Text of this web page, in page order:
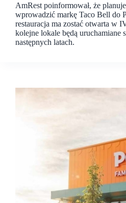
AmRest poinformował, że
wprowadzić markę Taco Bell do
restauracja ma zostać otwarta w
kolejne lokale będą uruchamiane
następnych latach.